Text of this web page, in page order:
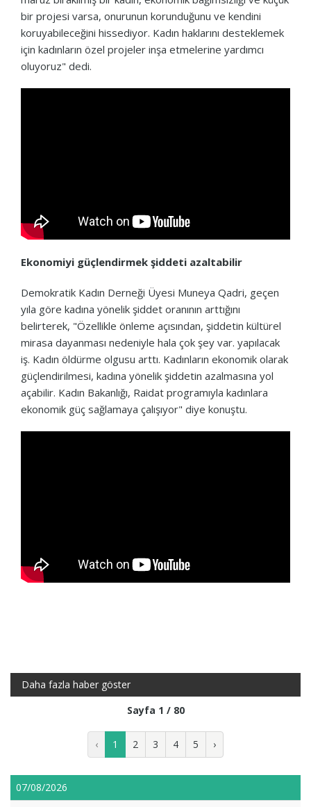
bir projesi varsa, onurunun korunduğunu ve kendini
koruyabileceğini hissediyor. Kadın haklarını desteklemek
için kadınların özel projeler inşa etmelerine yardımcı
oluyoruz" dedi.
Ekonomiyi güçlendirmek şiddeti azaltabilir
Demokratik Kadın Derneği Üyesi Muneya Qadri, geçen
yıla göre kadına yönelik şiddet oranının arttığını
belirterek, "Özellikle önleme açısından, şiddetin kültürel
mirasa dayanması nedeniyle hala çok şey var. yapılacak
iş. Kadın öldürme olgusu arttı. Kadınların ekonomik olarak
güçlendirilmesi, kadına yönelik şiddetin azalmasına yol
açabilir. Kadın Bakanlığı, Raidat programıyla kadınlara
ekonomik güç sağlamaya çalışıyor" diye konuştu.
Daha fazla haber göster
Sayfa 1 / 80
‹ 1 2 3 4 5 ›
07/08/2026